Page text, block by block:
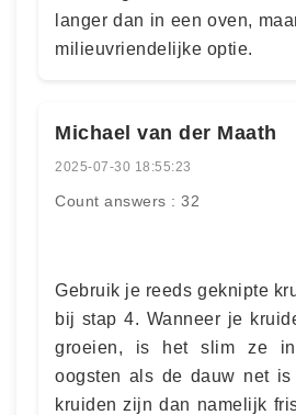
langer dan in een oven,
milieuvriendelijke optie.
Michael van der Maath
2025-07-30 18:55:23
Count answers : 32
Gebruik je reeds geknipte
bij stap 4. Wanneer je
groeien, is het slim ze
oogsten als de dauw net is
kruiden zijn dan namelijk